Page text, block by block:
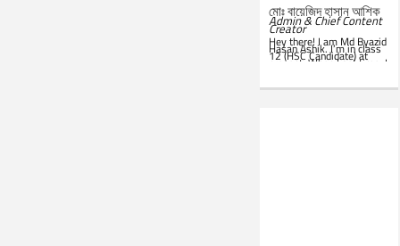
মোঃ বায়েজিদ হাসান আশিক
Admin & Chief Content
Creator
Hey there! I am Md Byazid
Hasan Ashik. I’m in class
12 (HSC Candidate) at
present. When I get time, I
like this website. Best of
luck!